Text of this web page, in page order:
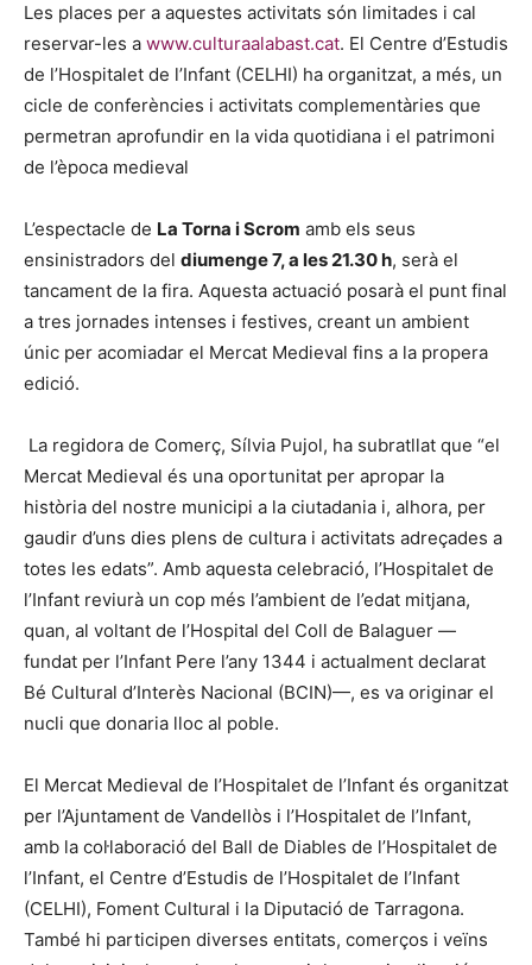
Les places per a aquestes activitats són limitades i cal
reservar-les a www.culturaalabast.cat. El Centre d’Estudis
de l’Hospitalet de l’Infant (CELHI) ha organitzat, a més, un
cicle de conferències i activitats complementàries que
permetran aprofundir en la vida quotidiana i el patrimoni
de l’època medieval
L’espectacle de La Torna i Scrom amb els seus
ensinistradors del diumenge 7, a les 21.30 h, serà el
tancament de la fira. Aquesta actuació posarà el punt final
a tres jornades intenses i festives, creant un ambient
únic per acomiadar el Mercat Medieval fins a la propera
edició.
La regidora de Comerç, Sílvia Pujol, ha subratllat que “el
Mercat Medieval és una oportunitat per apropar la
història del nostre municipi a la ciutadania i, alhora, per
gaudir d’uns dies plens de cultura i activitats adreçades a
totes les edats”. Amb aquesta celebració, l’Hospitalet de
l’Infant reviurà un cop més l’ambient de l’edat mitjana,
quan, al voltant de l’Hospital del Coll de Balaguer —
fundat per l’Infant Pere l’any 1344 i actualment declarat
Bé Cultural d’Interès Nacional (BCIN)—, es va originar el
nucli que donaria lloc al poble.
El Mercat Medieval de l’Hospitalet de l’Infant és organitzat
per l’Ajuntament de Vandellòs i l’Hospitalet de l’Infant,
amb la col·laboració del Ball de Diables de l’Hospitalet de
l’Infant, el Centre d’Estudis de l’Hospitalet de l’Infant
(CELHI), Foment Cultural i la Diputació de Tarragona.
També hi participen diverses entitats, comerços i veïns